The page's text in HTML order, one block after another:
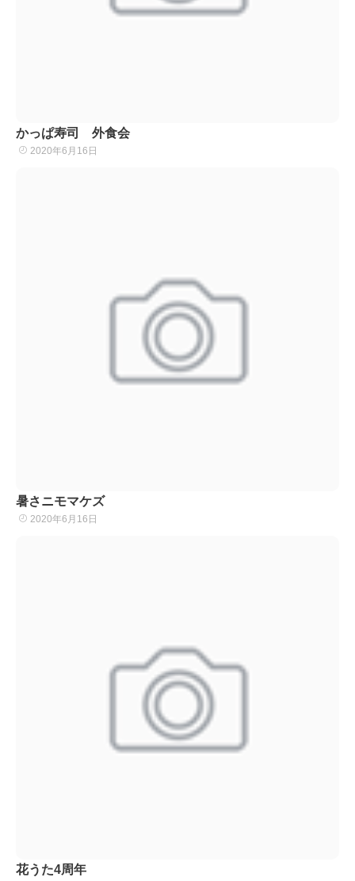
かっぱ寿司 外食会
2020年6月16日
暑さニモマケズ
2020年6月16日
花うた4周年